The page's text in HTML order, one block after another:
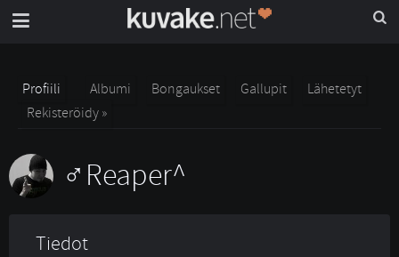
Profiili Albumi Bongaukset Gallupit
Lähetetyt
Rekisteröidy »
Reaper^
Tiedot